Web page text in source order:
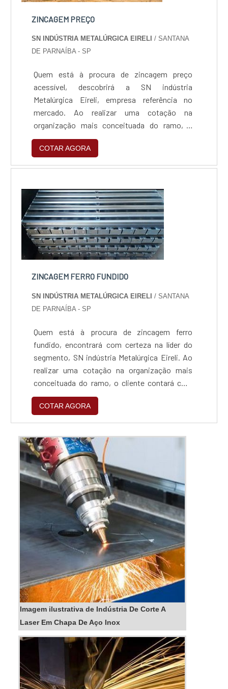
ZINCAGEM PREÇO
SN INDÚSTRIA METALÚRGICA EIRELI/ SANTANA
DE PARNAÍBA - SP
Quem está à procura de zincagem preço
acessível, descobrirá a SN indústria
Metalúrgica Eireli, empresa referência no
mercado. Ao realizar uma cotação na
organização mais conceituada do ramo, o
cliente contará com serviços de excelência e o
suporte de especialistas para sanar eventuais
dúvidas.ZINCAGEM PREÇO JUSTO E
acessível em uma empresa que preza pela
segurança, encontra na internet a SN indús...
COTAR AGORA
ZINCAGEM FERRO FUNDIDO
SN INDÚSTRIA METALÚRGICA EIRELI/ SANTANA
DE PARNAÍBA - SP
Quem está à procura de zincagem ferro
fundido, encontrará com certeza na líder do
segmento, SN indústria Metalúrgica Eireli. Ao
realizar uma cotação na organização mais
conceituada do ramo, o cliente contará com
serviços de excelência e o suporte de
especialistas para sanar eventuais
dúvidas.Quando o assunto é zincagem ferro
Metalúrgica Eireli o cliente encontrará ótima
qualidade e um design...
COTAR AGORA
Imagem ilustrativa de Indústria De Corte A
Laser Em Chapa De Aço Inox